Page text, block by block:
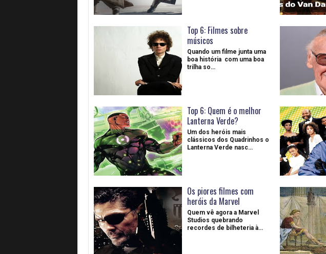
Top 6: Filmes sobre
músicos
Quando um filme junta uma
boa história com uma boa
trilha so…
Top 6: Quem é o melhor
Lanterna Verde?
Um dos heróis mais
clássicos dos Quadrinhos o
Lanterna Verde nasc…
Os piores filmes com
heróis da Marvel
Quem vê agora a Marvel
Studios quebrando
recordes de bilheteria à…